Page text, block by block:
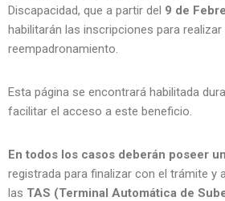
Discapacidad, que a partir del 9 de
habilitarán las inscripciones para
reempadronamiento.
Esta página se encontrará habilitada
facilitar el acceso a este beneficio.
En todos los casos deberán poseer
registrada para finalizar con el trámite y
las TAS (Terminal Automática de